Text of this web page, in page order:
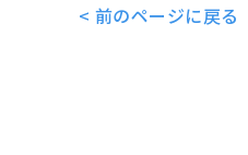
< 前のページに戻る